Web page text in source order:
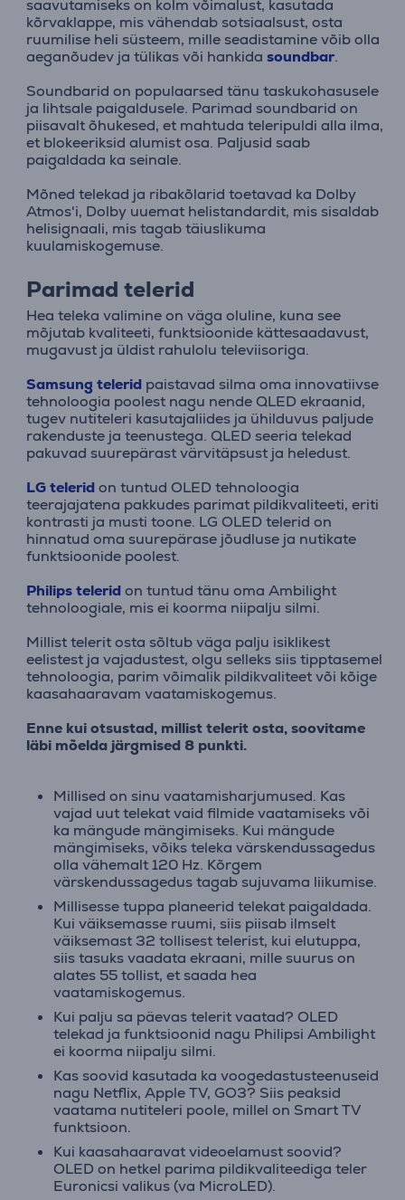
saavutamiseks on kolm võimalust, kasutada
kõrvaklappe, mis vähendab sotsiaalsust, osta
ruumilise heli süsteem, mille seadistamine võib olla
aeganõudev ja tülikas või hankida soundbar.
Soundbarid on populaarsed tänu taskukohasusele
ja lihtsale paigaldusele. Parimad soundbarid on
piisavalt õhukesed, et mahtuda teleripuldi alla ilma,
et blokeeriksid alumist osa. Paljusid saab
paigaldada ka seinale.
Mõned telekad ja ribakõlarid toetavad ka Dolby
Atmos'i, Dolby uuemat helistandardit, mis sisaldab
helisignaali, mis tagab täiuslikuma
kuulamiskogemuse.
Parimad telerid
Hea teleka valimine on väga oluline, kuna see
mõjutab kvaliteeti, funktsioonide kättesaadavust,
mugavust ja üldist rahulolu televiisoriga.
Samsung teleridpaistavad silma oma innovatiivse
tehnoloogia poolest nagu nende QLED ekraanid,
tugev nutiteleri kasutajaliides ja ühilduvus paljude
rakenduste ja teenustega. QLED seeria telekad
pakuvad suurepärast värvitäpsust ja heledust.
LG teleridon tuntud OLED tehnoloogia
teerajajatena pakkudes parimat pildikvaliteeti, eriti
kontrasti ja musti toone. LG OLED telerid on
hinnatud oma suurepärase jõudluse ja nutikate
funktsioonide poolest.
Philips teleridon tuntud tänu oma Ambilight
tehnoloogiale, mis ei koorma niipalju silmi.
Millist telerit osta sõltub väga palju isiklikest
eelistest ja vajadustest, olgu selleks siis tipptasemel
tehnoloogia, parim võimalik pildikvaliteet või kõige
kaasahaaravam vaatamiskogemus.
Enne kui otsustad, millist telerit osta, soovitame
läbi mõelda järgmised 8 punkti.
Millised on sinu vaatamisharjumused. Kas
vajad uut telekat vaid filmide vaatamiseks või
ka mängude mängimiseks. Kui mängude
mängimiseks, võiks teleka värskendussagedus
olla vähemalt 120 Hz. Kõrgem
värskendussagedus tagab sujuvama liikumise.
Millisesse tuppa planeerid telekat paigaldada.
Kui väiksemasse ruumi, siis piisab ilmselt
väiksemast 32 tollisest telerist, kui elutuppa,
siis tasuks vaadata ekraani, mille suurus on
alates 55 tollist, et saada hea
vaatamiskogemus.
Kui palju sa päevas telerit vaatad? OLED
telekad ja funktsioonid nagu Philipsi Ambilight
ei koorma niipalju silmi.
Kas soovid kasutada ka voogedastusteenuseid
nagu Netflix, Apple TV, GO3? Siis peaksid
vaatama nutiteleri poole, millel on Smart TV
funktsioon.
Kui kaasahaaravat videoelamust soovid?
OLED on hetkel parima pildikvaliteediga teler
Euronicsi valikus (va MicroLED).